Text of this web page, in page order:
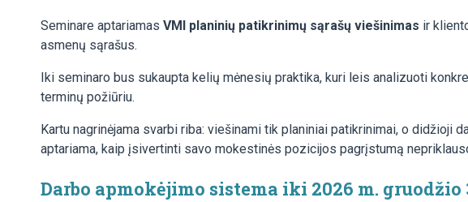
Seminare aptariamas VMI planinių patikrinimų sąrašų viešinimas ir
asmenų sąrašus.
Iki seminaro bus sukaupta kelių mėnesių praktika, kuri leis analizuoti
terminų požiūriu.
Kartu nagrinėjama svarbi riba: viešinami tik planiniai patikrinimai, o
aptariama, kaip įsivertinti savo mokestinės pozicijos pagrįstumą
Darbo apmokėjimo sistema iki 2026 m. gruodžio